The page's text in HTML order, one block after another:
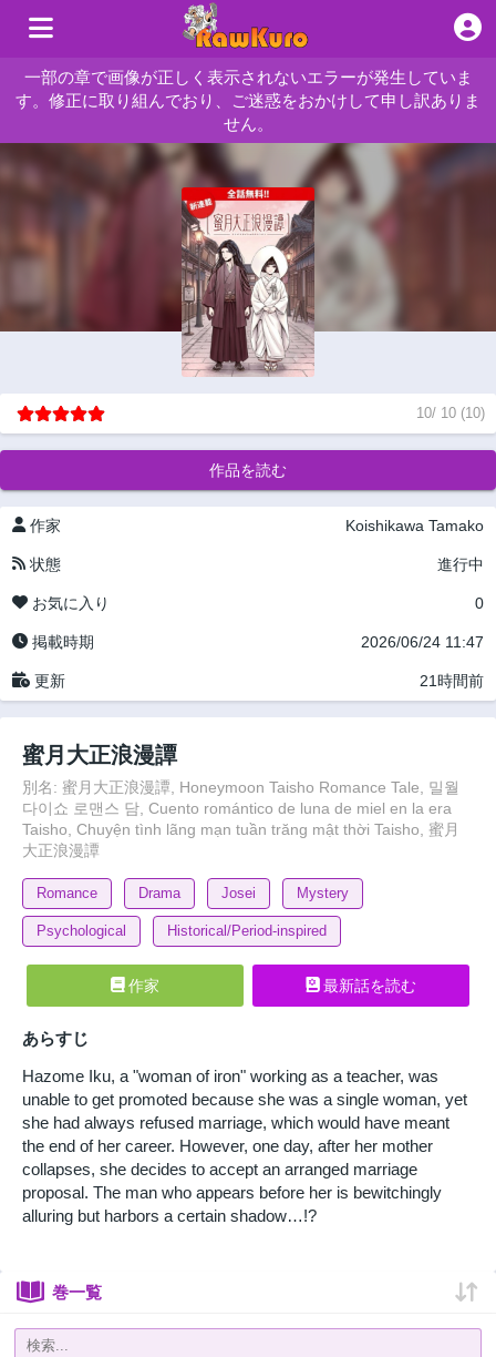
一部の章で画像が正しく表示されないエラーが発生していま
す。修正に取り組んでおり、ご迷惑をおかけして申し訳ありま
せん。
10/ 10 (10)
作品を読む
作家 Koishikawa Tamako
状態 進行中
お気に入り 0
掲載時期 2026/06/24 11:47
更新 21時間前
蜜月大正浪漫譚
別名: 蜜月大正浪漫譚, Honeymoon Taisho Romance Tale, 밀월
다이쇼 로맨스 담, Cuento romántico de luna de miel en la era
Taisho, Chuyện tình lãng mạn tuần trăng mật thời Taisho, 蜜月
大正浪漫譚
Romance Drama Josei Mystery
Psychological Historical/Period-inspired
作家 最新話を読む
あらすじ
Hazome Iku, a "woman of iron" working as a teacher, was
unable to get promoted because she was a single woman, yet
she had always refused marriage, which would have meant
the end of her career. However, one day, after her mother
collapses, she decides to accept an arranged marriage
proposal. The man who appears before her is bewitchingly
alluring but harbors a certain shadow…!?
巻一覧